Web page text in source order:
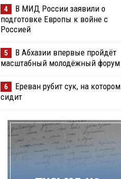
4
В МИД России заявили о
подготовке Европы к войне с
Россией
5
В Абхазии впервые пройдёт
масштабный молодёжный форум
6
Ереван рубит сук, на котором
сидит